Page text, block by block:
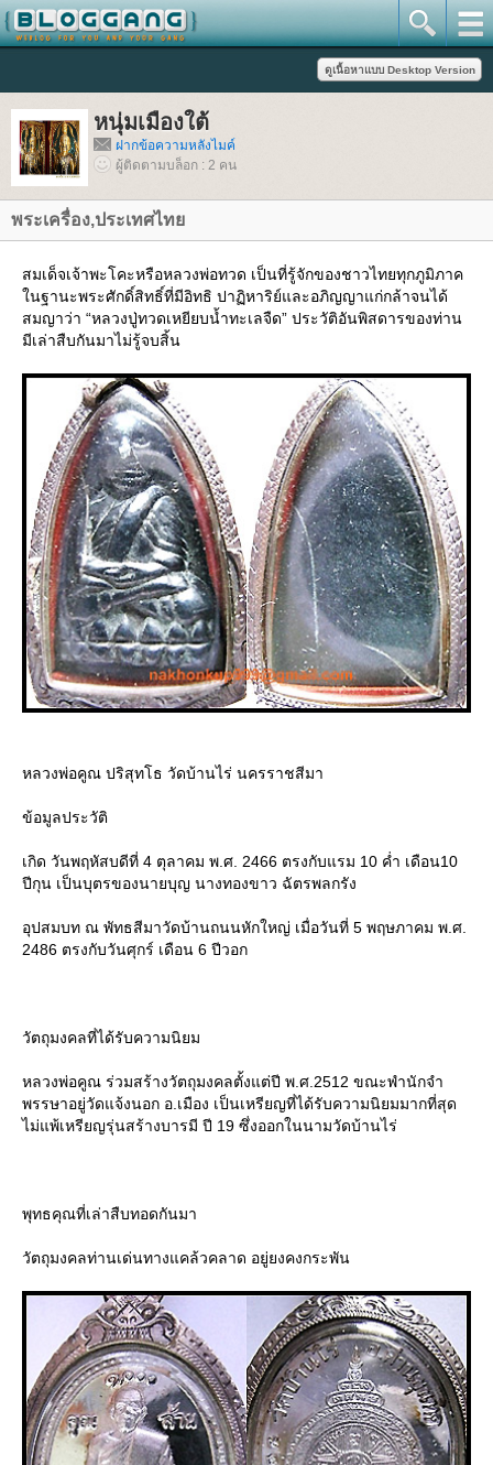
หนุ่มเมืองใต้
ฝากข้อความหลังไมค์
ผู้ติดตามบล็อก : 2 คน
พระเครื่อง,ประเทศไท
สมเด็จเจ้าพะโคะหรือหลวงพ่อทวด เป็นที่รู้จักของชาวไทยทุกภูมิภาค
นฐานะพระศักดิ์สิทธิ์ที่มีอิทธิ ปาฏิหาริย์และอภิญญาแก่กล้าจนได้
สมญาว่า “หลวงปู่ทวดเหยียบน้ำทะเลจืด” ประวัติอันพิสดารของท่าน
มีเล่าสืบกันมาไม่รู้จบสิ้น
หลวงพ่อคูณ ปริสุทโธ วัดบ้านไร่ นครราชสีมา
ข้อมูลประวัติ
เกิด วันพฤหัสบดีที่ 4 ตุลาคม พ.ศ. 2466 ตรงกับแรม 10 ค่ำ เดือน10
ปีกุน เป็นบุตรของนายบุญ นางทองขาว ฉัตรพลกรัง
อุปสมบท ณ พัทธสีมาวัดบ้านถนนหักใหญ่ เมื่อวันที่ 5 พฤษภาคม พ.ศ.
2486 ตรงกับวันศุกร์ เดือน 6 ปีวอก
วัตถุมงคลที่ได้รับความนิยม
หลวงพ่อคูณ ร่วมสร้างวัตถุมงคลตั้งแต่ปี พ.ศ.2512 ขณะพำนักจำ
พรรษาอยู่วัดแจ้งนอก อ.เมือง เป็นเหรียญที่ได้รับความนิยมมากที่สุด
ไม่แพ้เหรียญรุ่นสร้างบารมี ปี 19 ซึ่งออกในนามวัดบ้านไร่
พุทธคุณที่เล่าสืบทอดกันมา
วัตถุมงคลท่านเด่นทางแคล้วคลาด อยู่ยงคงกระพัน